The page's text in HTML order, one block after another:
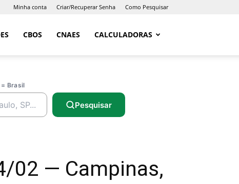
Minha conta Criar/Recuperar Senha Como Pesquisar
CBOS CNAES CALCULADORAS
= Brasil
Pesquisar
02 — Campinas,